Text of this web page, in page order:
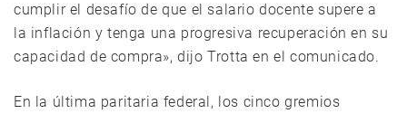
cumplir el desafío de que el salario docente supere a
la inflación y tenga una progresiva recuperación en su
capacidad de compra», dijo Trotta en el comunicado.
En la última paritaria federal, los cinco gremios